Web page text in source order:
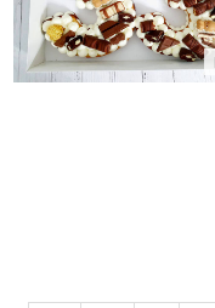
התקשר/י